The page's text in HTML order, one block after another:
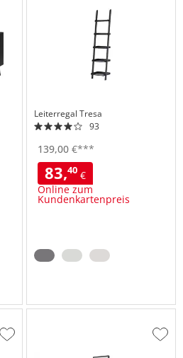
Leiterregal Tresa
93
139,00€***
83,40€
Online zum
Kundenkartenpreis
Zur
Zur